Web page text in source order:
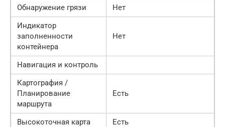
Обнаружение грязи
Нет
Индикатор
заполненности
контейнера
Нет
Навигация и контроль
Картография /
Планирование
маршрута
Есть
Высокоточная карта
Есть